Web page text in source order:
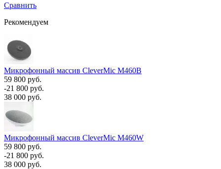
Сравнить
Рекомендуем
Микрофонный массив CleverMic M460B
59 800 руб.
-21 800 руб.
38 000 руб.
Микрофонный массив CleverMic M460W
59 800 руб.
-21 800 руб.
38 000 руб.